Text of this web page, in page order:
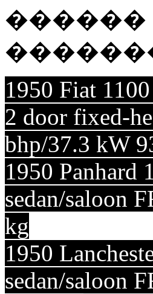
������
1950 Fiat
2 door fixed-
bhp/37.3 kW
1950 Panhard
sedan/saloon
kg
1950
sedan/saloon